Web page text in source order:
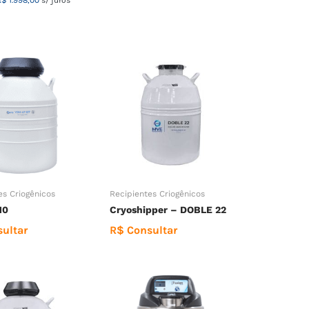
Criogênicos Recipientes Criogênicos
Cryoshipper – DOBLE 22
R$ Consultar